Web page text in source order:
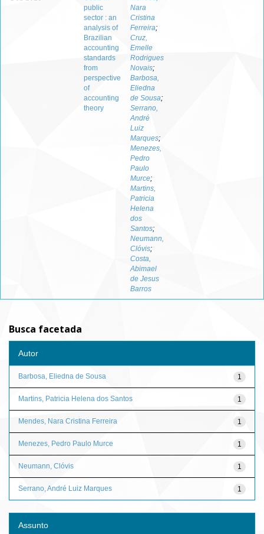
public
sector : an
analysis of
Brazilian
accounting
standards
from
perspective
of
accounting
theory
Nara
Cristina
Ferreira;
Cruz,
Emelle
Rodrigues
Novais;
Barbosa,
Eliedna
de Sousa;
Serrano,
André
Luiz
Marques;
Menezes,
Pedro
Paulo
Murce;
Martins,
Patricia
Helena
dos
Santos;
Neumann,
Clóvis;
Costa,
Abimael
de Jesus
Barros
Busca facetada
Autor
1
Barbosa, Eliedna de Sousa
1
Martins, Patricia Helena dos Santos
1
Mendes, Nara Cristina Ferreira
1
Menezes, Pedro Paulo Murce
1
Neumann, Clóvis
1
Serrano, André Luiz Marques
Assunto